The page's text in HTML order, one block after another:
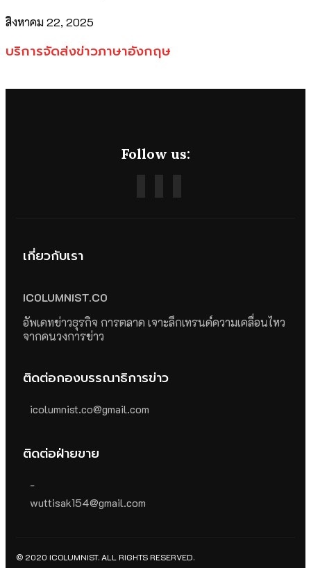
สิงหาคม 22, 2025
บริการจัดส่งข่าวภาษาอังกฤษ
Follow us:
เกี่ยวกับเรา
ICOLUMNIST.CO
อัพเดทข่าวธุรกิจ การตลาด เจาะลึกเทรนด์ความเคลื่อนไหว
จากคนวงการข่าว
ติดต่อกองบรรณาธิการข่าว
icolumnist.co@gmail.com
ติดต่อฝ่ายขาย
-
wuttisak154@gmail.com
© 2020 ICOLUMNIST. ALL RIGHTS RESERVED.